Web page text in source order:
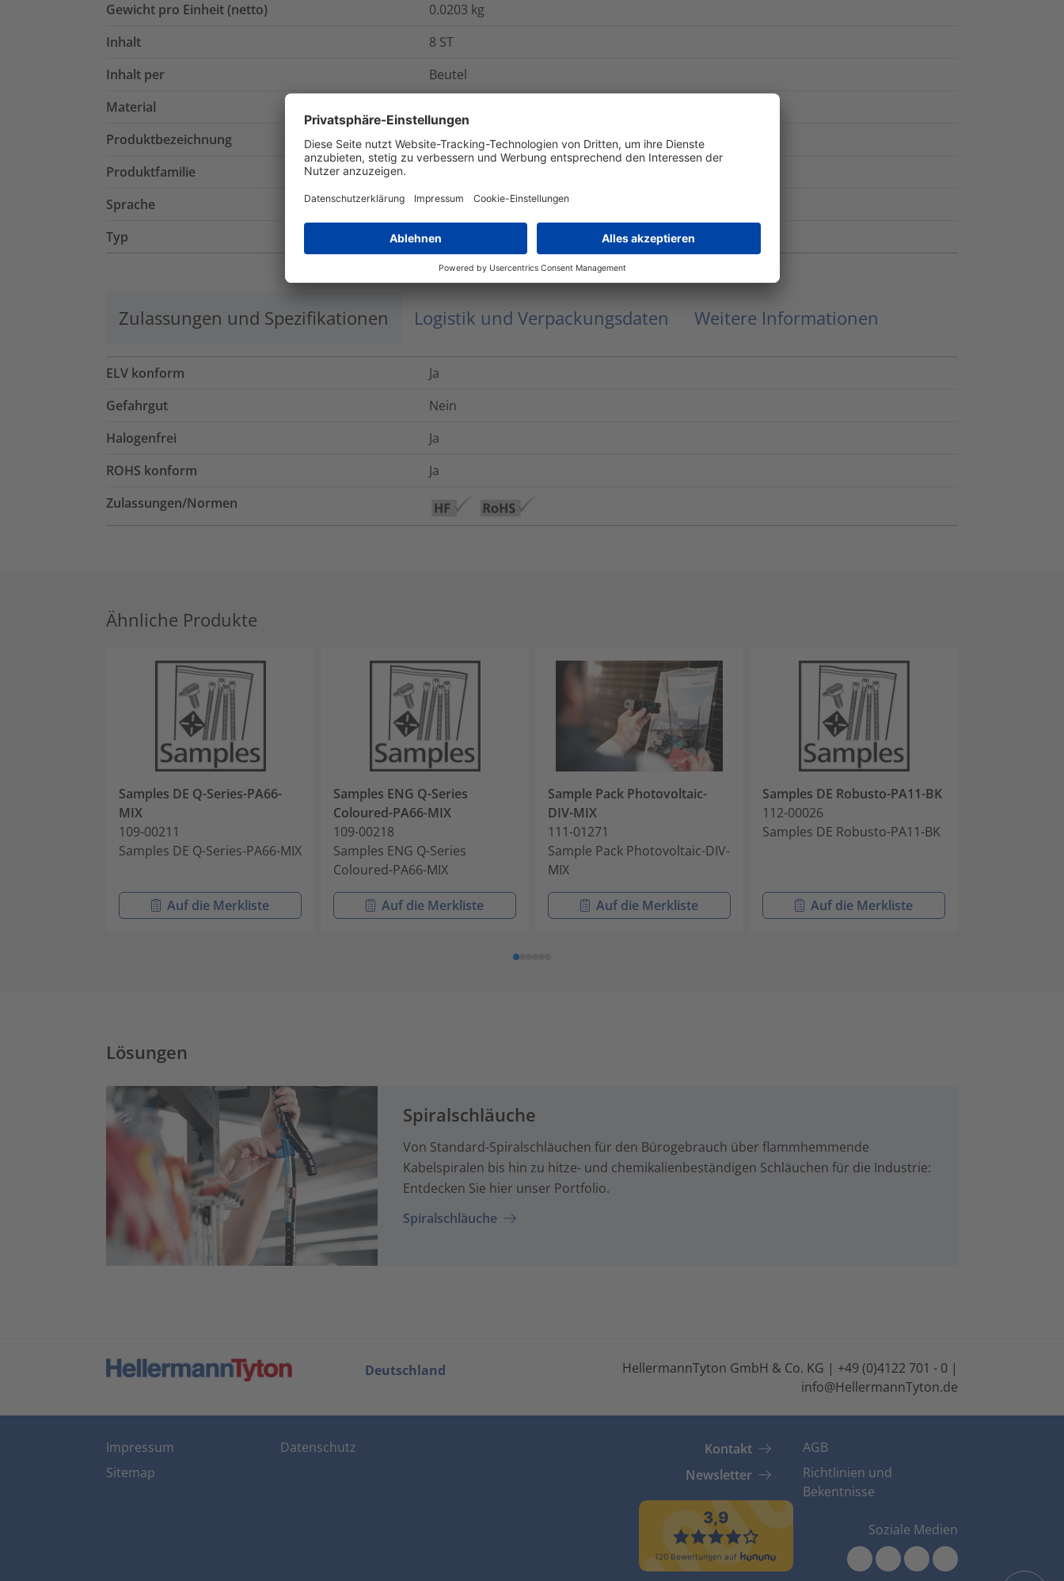
Gewicht pro Einheit (netto)
0.0203 kg
Inhalt
8 ST
Inhalt per
Beutel
Material
Produktbezeichnung
Samples Helawrap Accessories-PA66-BK
Produktfamilie
Sprache
Englisch
Typ
Samples Helawrap Accessories
Zulassungen und Spezifikationen Logistik und Verpackungsdaten Weitere Informationen
ELV konform
Ja
Gefahrgut
Nein
Halogenfrei
Ja
ROHS konform
Ja
Zulassungen/Normen
Ähnliche Produkte
Samples DE Q-Series-PA66-
MIX
109-00211
Samples DE Q-Series-PA66-MIX
Auf die Merkliste
Samples ENG Q-Series
Coloured-PA66-MIX
109-00218
Samples ENG Q-Series
Coloured-PA66-MIX
Auf die Merkliste
Sample Pack Photovoltaic-
DIV-MIX
111-01271
Sample Pack Photovoltaic-DIV-
MIX
Auf die Merkliste
Samples DE Robusto-PA11-BK
112-00026
Samples DE Robusto-PA11-BK
Auf die Merkliste
Lösungen
Spiralschläuche
Von Standard-Spiralschläuchen für den Bürogebrauch über flammhemmende
Kabelspiralen bis hin zu hitze- und chemikalienbeständigen Schläuchen für die Industrie:
Entdecken Sie hier unser Portfolio.
Spiralschläuche
Deutschland
HellermannTyton GmbH & Co. KG | +49 (0)4122 701 - 0 |
info@HellermannTyton.de
Impressum
Sitemap
Datenschutz
Kontakt
Newsletter
AGB
Richtlinien und
Bekentnisse
Soziale Medien